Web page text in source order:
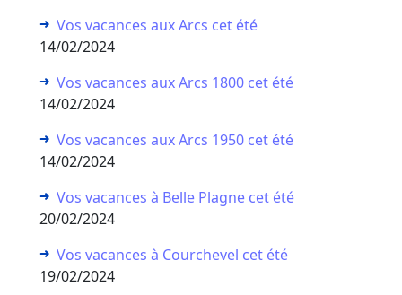
Vos vacances aux Arcs cet été
14/02/2024
Vos vacances aux Arcs 1800 cet été
14/02/2024
Vos vacances aux Arcs 1950 cet été
14/02/2024
Vos vacances à Belle Plagne cet été
20/02/2024
Vos vacances à Courchevel cet été
19/02/2024